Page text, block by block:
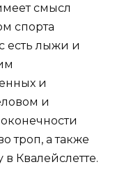
смысл
спорта
есть лыжи и
и
и
троп, а также
Квалейслетте.